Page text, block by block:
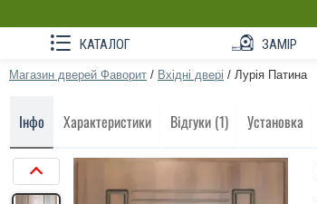
КАТАЛОГ ЗАМІР
Магазин дверей Фаворит / Вхідні двері / Лурія Патина
Інфо Характеристики Відгуки (1) Установка